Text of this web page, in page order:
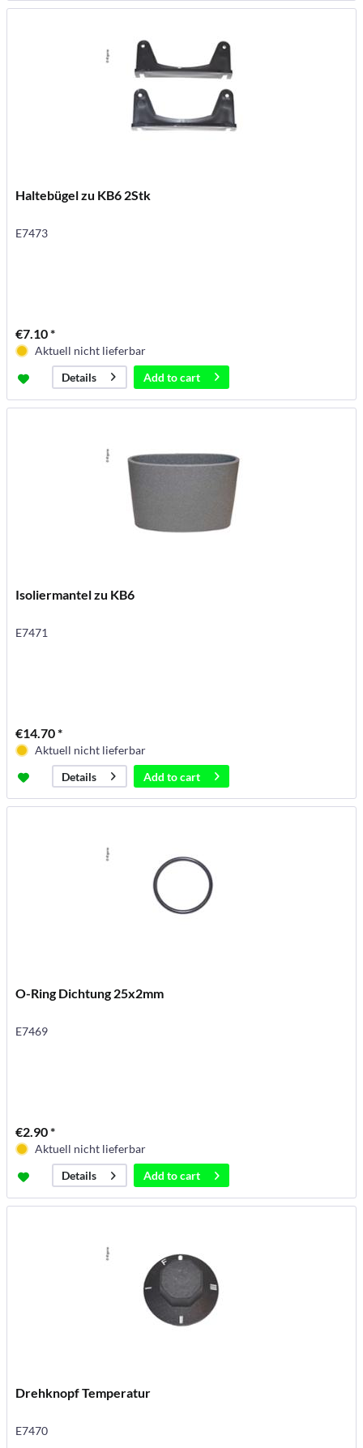
Haltebügel zu KB6 2Stk
E7473
€7.10 *
Aktuell nicht lieferbar
Details
Add tocart
Isoliermantel zu KB6
E7471
€14.70 *
Aktuell nicht lieferbar
Details
Add tocart
O-Ring Dichtung 25x2mm
E7469
€2.90 *
Aktuell nicht lieferbar
Details
Add tocart
Drehknopf Temperatur
E7470